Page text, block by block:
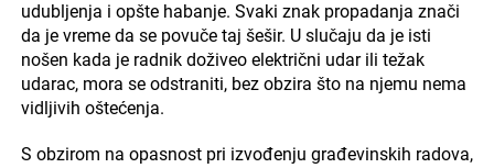
udubljenja i opšte habanje. Svaki znak propadanja znači
da je vreme da se povuče taj šešir. U slučaju da je isti
nošen kada je radnik doživeo električni udar ili težak
udarac, mora se odstraniti, bez obzira što na njemu nema
vidljivih oštećenja.
S obzirom na opasnost pri izvođenju građevinskih radova,